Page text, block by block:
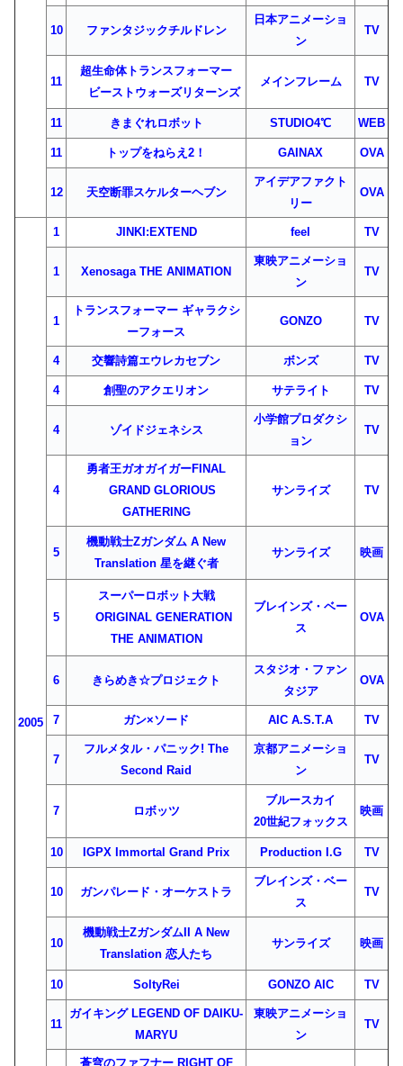
10 ファンタジックチルドレン
日本アニメーショ
ン
TV
11
超生命体トランスフォーマー
ビーストウォーズリターンズ
メインフレーム TV
11 きまぐれロボット STUDIO4℃ WEB
11 トップをねらえ2！ GAINAX OVA
12 天空断罪スケルターヘブン
アイデアファクト
リー
OVA
2005
1 JINKI:EXTEND feel TV
1 Xenosaga THE ANIMATION
東映アニメーショ
ン
TV
1
トランスフォーマー ギャラクシ
ーフォース
GONZO TV
4 交響詩篇エウレカセブン ボンズ TV
4 創聖のアクエリオン サテライト TV
4 ゾイドジェネシス
小学館プロダクシ
ョン
TV
4
勇者王ガオガイガーFINAL
GRAND GLORIOUS
GATHERING
サンライズ TV
5
機動戦士Ζガンダム A New
Translation 星を継ぐ者
サンライズ 映画
5
スーパーロボット大戦
ORIGINAL GENERATION
THE ANIMATION
ブレインズ・ベー
ス
OVA
6 きらめき☆プロジェクト
スタジオ・ファン
タジア
OVA
7 ガン×ソード AIC A.S.T.A TV
7
フルメタル・パニック! The
Second Raid
京都アニメーショ
ン
TV
7 ロボッツ
ブルースカイ
20世紀フォックス
映画
10 IGPX Immortal Grand Prix Production I.G TV
10 ガンパレード・オーケストラ
ブレインズ・ベー
ス
TV
10
機動戦士ΖガンダムII A New
Translation 恋人たち
サンライズ 映画
10 SoltyRei GONZO AIC TV
11
ガイキング LEGEND OF DAIKU-
MARYU
東映アニメーショ
ン
TV
蒼穹のファフナー RIGHT OF